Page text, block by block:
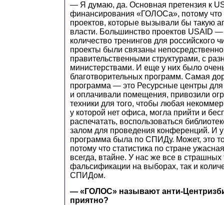
— Я думаю, да. Основная претензия к
финансирования «ГОЛОСа», потому что
проектов, которые вызывали бы такую
власти. Большинство проектов USAID —
количество тренингов для российского
проекты были связаны
правительственными структурами, с
министерствами. И еще у них было
благотворительных программ. Самая
программа — это Ресурсные центры
и оплачивали помещения, привозили
техники для того, чтобы любая
у которой нет офиса, могла прийти и
распечатать, воспользоваться
залом для проведения конференций. И
программа была по СПИДу. Может, это
потому что статистика по стране
всегда, втайне. У нас же все в страшных
фальсификации на выборах, так и
СПИДом.
— «ГОЛОС» называют анти-
приятно?